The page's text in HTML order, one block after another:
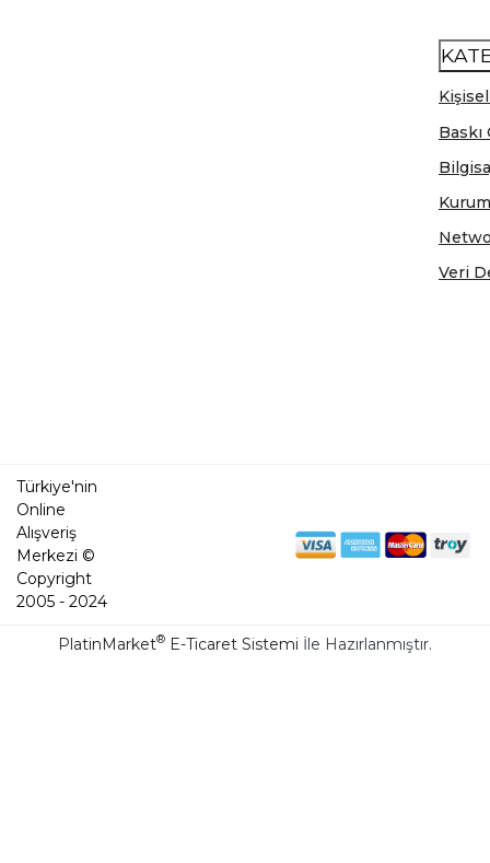
Veri
Türkiye'nin
Online
Alışveriş
Merkezi ©
Copyright
2005 - 2024
PlatinMarket® E-Ticaret Sistemi İle Hazırlanmıştır.